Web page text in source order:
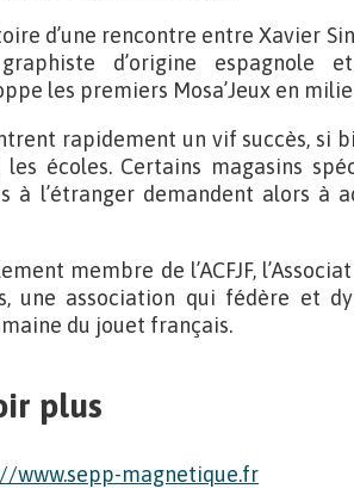
d’une rencontre entre Xavier
d’origine espagnole
les premiers Mosa’Jeux en
rapidement un vif succès, si
écoles. Certains magasins
à l’étranger demandent alors à
membre de l’ACFJF,
une association qui fédère et
du jouet français.
plus
www.sepp-magnetique.fr